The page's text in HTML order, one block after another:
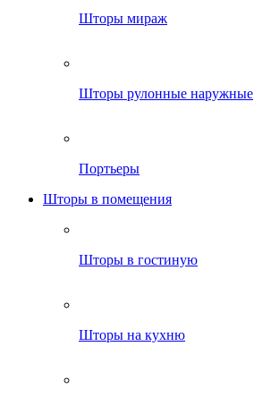
Шторы мираж
Шторы рулонные наружные
Портьеры
Шторы в помещения
Шторы в гостиную
Шторы на кухню